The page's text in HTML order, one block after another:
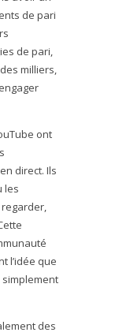
de pari
de pari,
milliers,
ont
direct. Ils
les
l’idée que
des